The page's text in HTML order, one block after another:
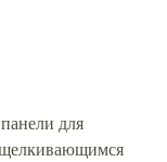
для